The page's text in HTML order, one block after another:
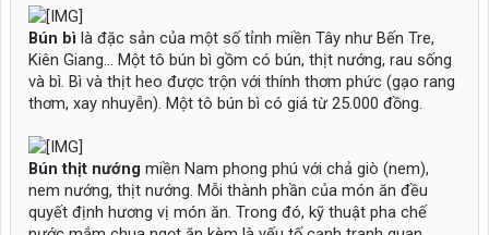
Bún bì là đặc sản của một số tỉnh miền Tây như Bến Tre,
Kiên Giang... Một tô bún bì gồm có bún, thịt nướng, rau sống
và bì. Bì và thịt heo được trộn với thính thơm phức (gạo rang
thơm, xay nhuyễn). Một tô bún bì có giá từ 25.000 đồng.
Bún thịt nướng miền Nam phong phú với chả giò (nem),
nem nướng, thịt nướng. Mỗi thành phần của món ăn đều
quyết định hương vị món ăn. Trong đó, kỹ thuật pha chế